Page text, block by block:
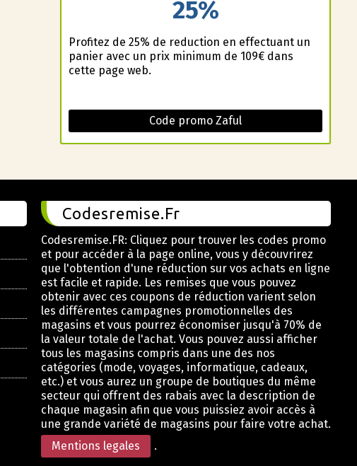
25%
Profitez de 25% de reduction en effectuant un
panier avec un prix minimum de 109€ dans
cette page web.
Code promo Zaful
Codesremise.Fr
Codesremise.FR: Cliquez pour trouver les codes promo
et pour accéder à la page online, vous y découvrirez
que l'obtention d'une réduction sur vos achats en ligne
est facile et rapide. Les remises que vous pouvez
obtenir avec ces coupons de réduction varient selon
les différentes campagnes promotionnelles des
magasins et vous pourrez économiser jusqu'à 70% de
la valeur totale de l'achat. Vous pouvez aussi afficher
tous les magasins compris dans une des nos
catégories (mode, voyages, informatique, cadeaux,
etc.) et vous aurez un groupe de boutiques du même
secteur qui offrent des rabais avec la description de
chaque magasin afin que vous puissiez avoir accès à
une grande variété de magasins pour faire votre achat.
Mentions legales
.